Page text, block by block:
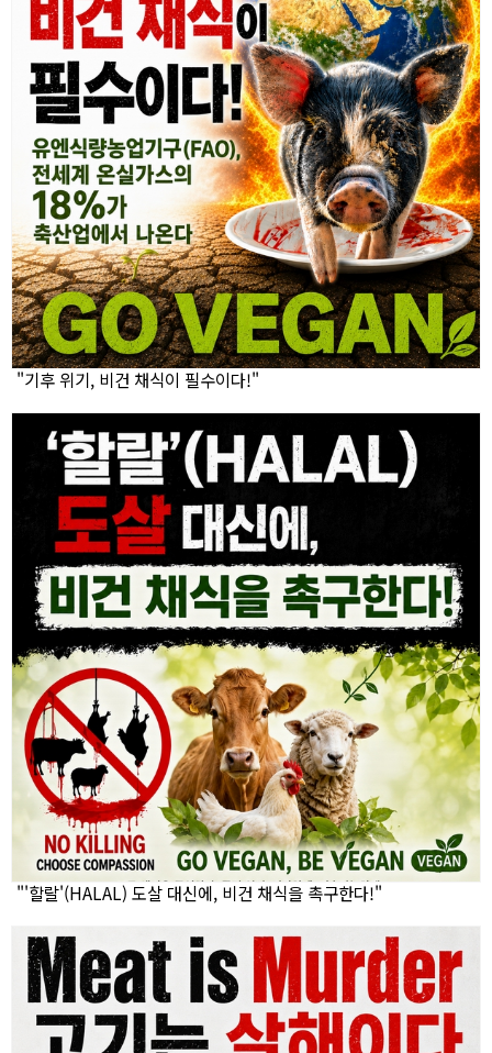
"기후 위기, 비건 채식이 필수이다!"
"'할랄'(HALAL) 도살 대신에, 비건 채식을 촉구한다!"